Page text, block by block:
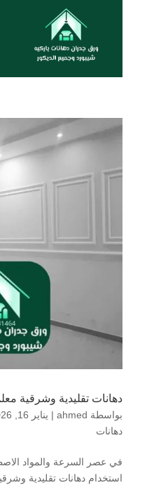
دهانات تقليدية وشرقية
بواسطة ahmed
| يناير 16, 2026
دهانات
في عصر السرعة والمواد
استخدام دهانات تقليدية